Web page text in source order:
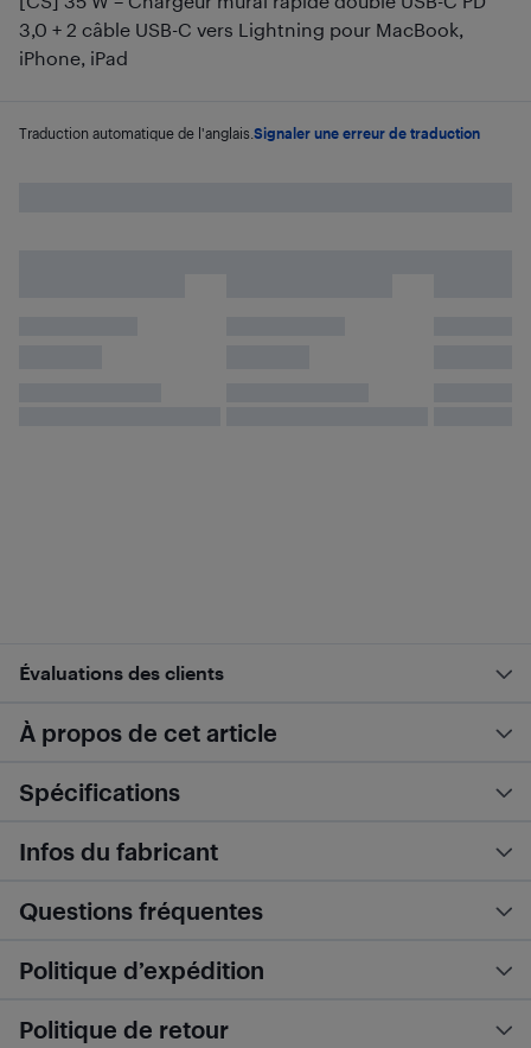
3,0 + 2 câble USB-C vers Lightning pour MacBook,
iPhone, iPad
Traduction automatique de l'anglais. Signaler une erreur de traduction
Évaluations des clients
À propos de cet article
Spécifications
Infos du fabricant
Questions fréquentes
Politique d’expédition
Politique de retour